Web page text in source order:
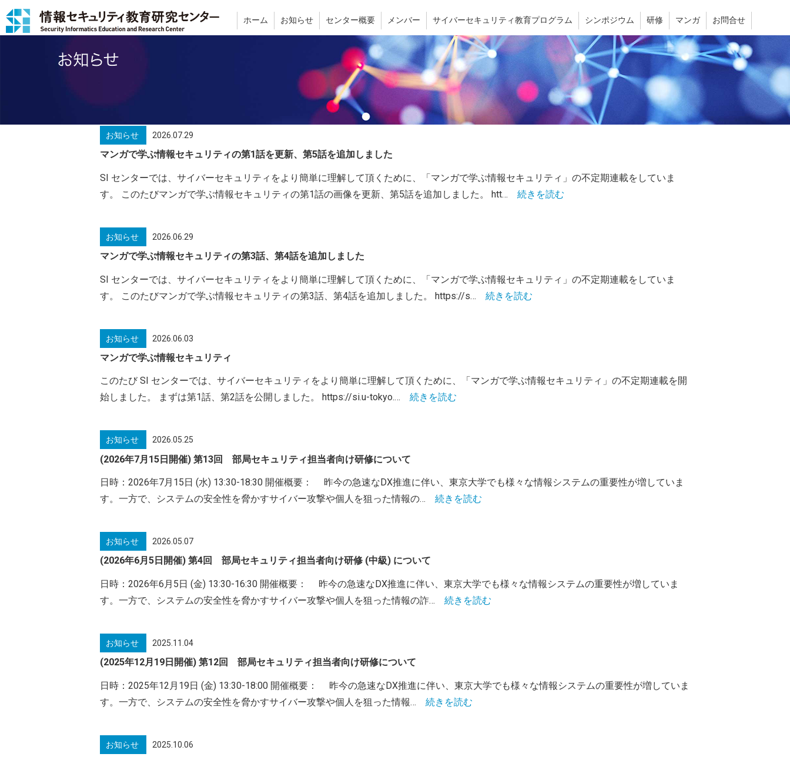
ホーム お知らせ センター概要 メンバー サイバーセキュリティ教育プログラム シンポジウム 研修 マンガ お問合せ
お知らせ 2026.07.29
マンガで学ぶ情報セキュリティの第1話を更新、第5話を追加しました
SI センターでは、サイバーセキュリティをより簡単に理解して頂くために、「マンガで学ぶ情報セキュリティ」の不定期連載をしていま
す。 このたびマンガで学ぶ情報セキュリティの第1話の画像を更新、第5話を追加しました。 htt… 続きを読む
お知らせ 2026.06.29
マンガで学ぶ情報セキュリティの第3話、第4話を追加しました
SI センターでは、サイバーセキュリティをより簡単に理解して頂くために、「マンガで学ぶ情報セキュリティ」の不定期連載をしていま
す。 このたびマンガで学ぶ情報セキュリティの第3話、第4話を追加しました。 https://s… 続きを読む
お知らせ 2026.06.03
マンガで学ぶ情報セキュリティ
このたび SI センターでは、サイバーセキュリティをより簡単に理解して頂くために、「マンガで学ぶ情報セキュリティ」の不定期連載を開
始しました。 まずは第1話、第2話を公開しました。 https://si.u-tokyo.… 続きを読む
お知らせ 2026.05.25
(2026年7月15日開催) 第13回 部局セキュリティ担当者向け研修について
日時：2026年7月15日 (水) 13:30-18:30 開催概要： 昨今の急速なDX推進に伴い、東京大学でも様々な情報システムの重要性が増していま
す。一方で、システムの安全性を脅かすサイバー攻撃や個人を狙った情報の… 続きを読む
お知らせ 2026.05.07
(2026年6月5日開催) 第4回 部局セキュリティ担当者向け研修 (中級) について
日時：2026年6月5日 (金) 13:30-16:30 開催概要： 昨今の急速なDX推進に伴い、東京大学でも様々な情報システムの重要性が増していま
す。一方で、システムの安全性を脅かすサイバー攻撃や個人を狙った情報の詐… 続きを読む
お知らせ 2025.11.04
(2025年12月19日開催) 第12回 部局セキュリティ担当者向け研修について
日時：2025年12月19日 (金) 13:30-18:00 開催概要： 昨今の急速なDX推進に伴い、東京大学でも様々な情報システムの重要性が増していま
す。一方で、システムの安全性を脅かすサイバー攻撃や個人を狙った情報… 続きを読む
お知らせ 2025.10.06